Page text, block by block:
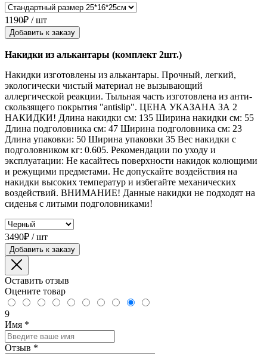
1190₽ / шт
Добавить к заказу
Накидки из алькантары (комплект 2шт.)
Накидки изготовлены из алькантары. Прочный, легкий,
экологически чистый материал не вызывающий
аллергической реакции. Тыльная часть изготовлена из анти-
скользящего покрытия "antislip". ЦЕНА УКАЗАНА ЗА 2
НАКИДКИ! Длина накидки см: 135 Ширина накидки см: 55
Длина подголовника см: 47 Ширина подголовника см: 23
Длина упаковки: 50 Ширина упаковки 35 Вес накидки с
подголовником кг: 0.605. Рекомендации по уходу и
эксплуатации: Не касайтесь поверхности накидок колющими
и режущими предметами. Не допускайте воздействия на
накидки высоких температур и избегайте механических
воздействий. ВНИМАНИЕ! Данные накидки не подходят на
сиденья с литыми подголовниками!
3490₽ / шт
Добавить к заказу
Оставить отзыв
Оцените товар
9
Имя *
Отзыв *